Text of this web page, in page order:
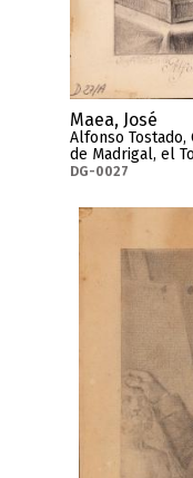
Maea, José
Alfonso Tostado,
de Madrigal, el
DG-0027